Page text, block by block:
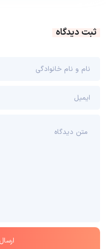
ثبت دیدگاه